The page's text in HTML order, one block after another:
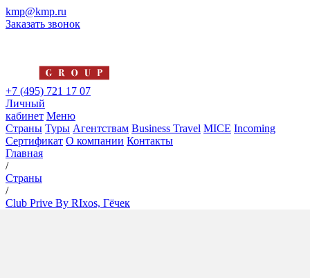
kmp@kmp.ru
Заказать звонок
+7 (495) 721 17 07
Личный
кабинет Меню
Страны Туры Агентствам Business Travel MICE Incoming
Сертификат О компании Контакты
Главная
/
Страны
/
Club Prive By RIxos, Гёчек